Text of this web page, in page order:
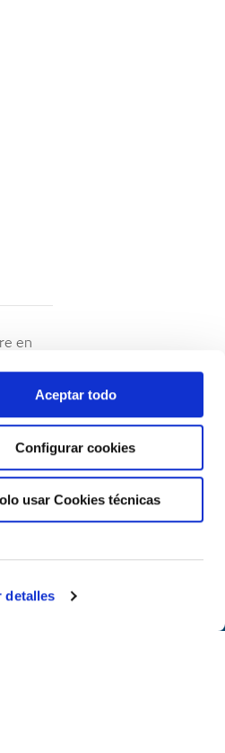
detalles
Aceptar todo
Configurar cookies
usar Cookies técnicas
en